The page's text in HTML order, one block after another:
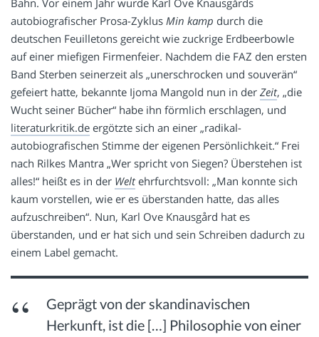
Bahn. Vor einem Jahr wurde Karl Ove Knausgårds
autobiografischer Prosa-Zyklus Min kamp durch die
deutschen Feuilletons gereicht wie zuckrige Erdbeerbowle
auf einer miefigen Firmenfeier. Nachdem die FAZ den ersten
Band Sterben seinerzeit als „unerschrocken und souverän“
gefeiert hatte, bekannte Ijoma Mangold nun in der Zeit, „die
Wucht seiner Bücher“ habe ihn förmlich erschlagen, und
literaturkritik.de ergötzte sich an einer „radikal-
autobiografischen Stimme der eigenen Persönlichkeit.“ Frei
nach Rilkes Mantra „Wer spricht von Siegen? Überstehen ist
alles!“ heißt es in der Weltehrfurchtsvoll: „Man konnte sich
kaum vorstellen, wie er es überstanden hatte, das alles
aufzuschreiben“. Nun, Karl Ove Knausgård hat es
überstanden, und er hat sich und sein Schreiben dadurch zu
einem Label gemacht.
Geprägt von der skandinavischen
Herkunft, ist die […] Philosophie von einer